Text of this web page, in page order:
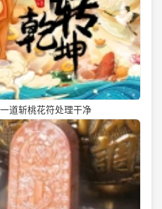
道斩桃花符处理干净